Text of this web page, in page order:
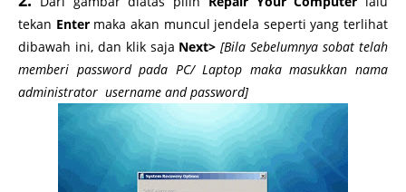
tekan Entermaka akan muncul jendela seperti yang terlihat
dibawah ini, dan klik saja Next>[Bila Sebelumnya sobat telah
memberi password pada PC/ Laptop maka masukkan nama
administrator username and password]